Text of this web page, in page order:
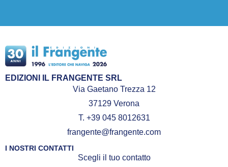
EDIZIONI IL FRANGENTE SRL
Via Gaetano Trezza 12
37129 Verona
T. +39 045 8012631
frangente@frangente.com
I NOSTRI CONTATTI
Scegli il tuo contatto